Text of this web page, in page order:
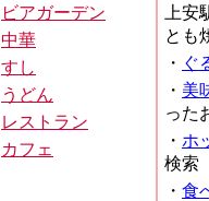
ビアガーデン
中華
すし
うどん
レストラン
カフェ
上
とも
・ ぐ
・ 美
った
・ ホ
検索
・ 食